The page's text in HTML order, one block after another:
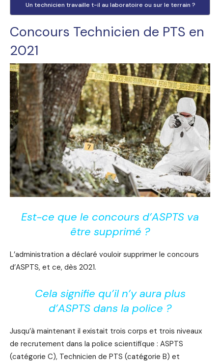
Un technicien travaille t-il au laboratoire ou sur le terrain ?
Concours Technicien de PTS en
2021
Est-ce que le concours d’ASPTS va
être supprimé ?
L’administration a déclaré vouloir supprimer le concours
d’ASPTS, et ce, dès 2021.
Cela signifie qu’il n’y aura plus
d’ASPTS dans la police ?
Jusqu’à maintenant il existait trois corps et trois niveaux
de recrutement dans la police scientifique : ASPTS
(catégorie C), Technicien de PTS (catégorie B) et